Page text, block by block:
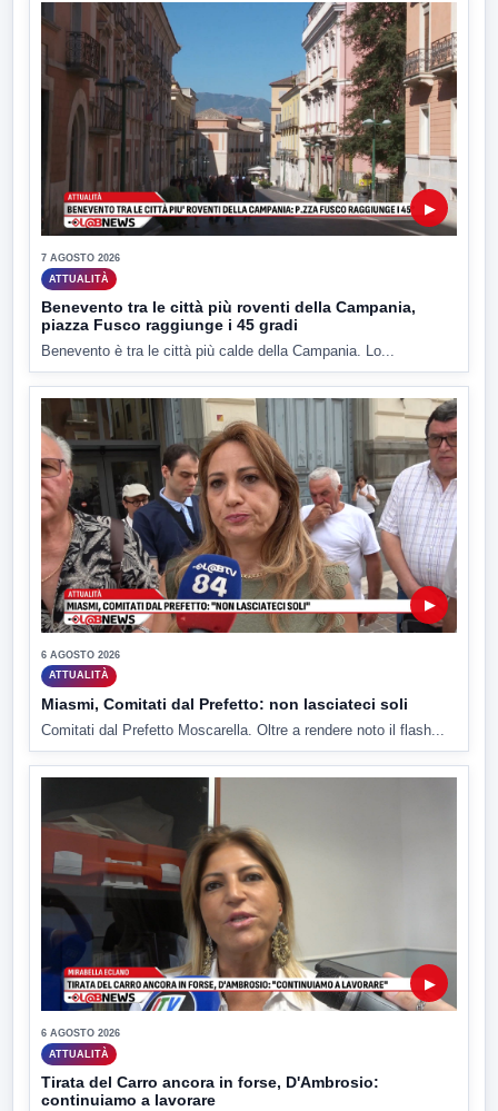
▶
7 AGOSTO 2026
ATTUALITÀ
Benevento tra le città più roventi della Campania,
piazza Fusco raggiunge i 45 gradi
Benevento è tra le città più calde della Campania. Lo...
▶
6 AGOSTO 2026
ATTUALITÀ
Miasmi, Comitati dal Prefetto: non lasciateci soli
Comitati dal Prefetto Moscarella. Oltre a rendere noto il flash...
▶
6 AGOSTO 2026
ATTUALITÀ
Tirata del Carro ancora in forse, D'Ambrosio:
continuiamo a lavorare